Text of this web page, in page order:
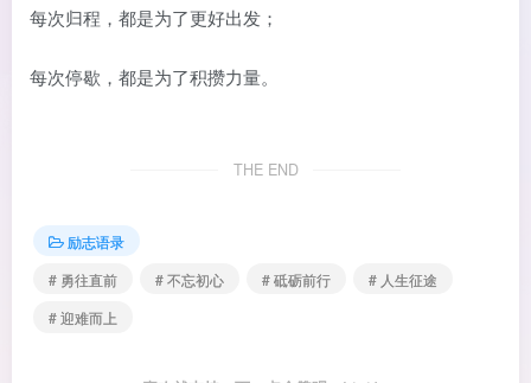
每次归程，都是为了更好出发；
每次停歇，都是为了积攒力量。
THE END
励志语录
# 勇往直前
# 不忘初心 # 砥砺前行
# 人生征途
# 迎难而上